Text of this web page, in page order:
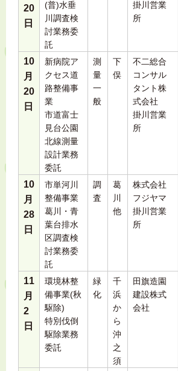
20
日
(普)水垂
川調査検
討業務委
託
掛川営業
所
10
月
20
日
新病院ア
クセス道
路整備事
業
市道富士
見台公園
北線測量
設計業務
委託
測
量
一
般
下
俣
不二総合
コンサル
タント株
式会社
掛川営業
所
10
月
28
日
市単河川
整備事業
葛川・青
葉台排水
区調査検
討業務委
託
調
査
葛
川
他
株式会社
フジヤマ
掛川営業
所
11
月
2
日
環境林整
備事業(秋
駆除)
特別伐倒
駆除業務
委託
緑
化
千
浜
か
ら
沖
之
須
田旗造園
建設株式
会社